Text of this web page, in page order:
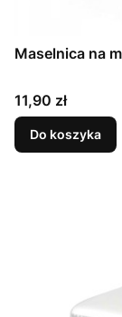
Cena
11,90 zł
Do koszyka